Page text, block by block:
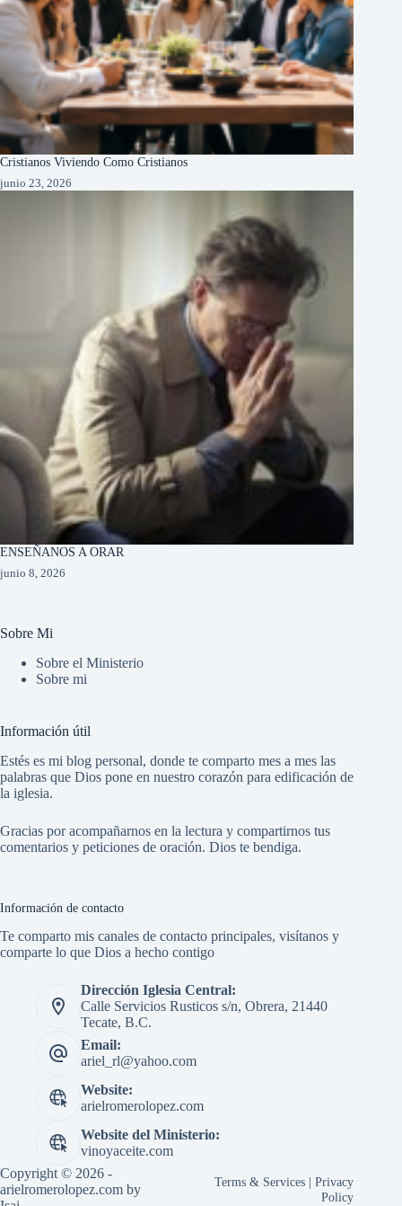
Cristianos Viviendo Como Cristianos
junio 23, 2026
ENSEÑANOS A ORAR
junio 8, 2026
Sobre Mi
Sobre el Ministerio
Sobre mi
Información útil
Estés es mi blog personal, donde te comparto mes a mes las
palabras que Dios pone en nuestro corazón para edificación de
la iglesia.
Gracias por acompañarnos en la lectura y compartirnos tus
comentarios y peticiones de oración. Dios te bendiga.
Información de contacto
Te comparto mis canales de contacto principales, visítanos y
comparte lo que Dios a hecho contigo
Dirección Iglesia Central:
Calle Servicios Rusticos s/n, Obrera, 21440
Tecate, B.C.
Email:
ariel_rl@yahoo.com
Website:
arielromerolopez.com
Website del Ministerio:
vinoyaceite.com
Copyright © 2026 -
arielromerolopez.com by
Terms & Services |Privacy
Policy